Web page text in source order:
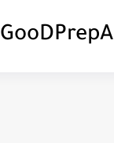
GooDPrepA